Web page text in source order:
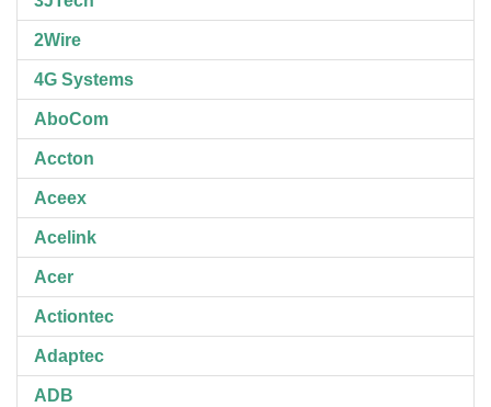
2Wire
4G Systems
AboCom
Accton
Aceex
Acelink
Acer
Actiontec
Adaptec
ADB